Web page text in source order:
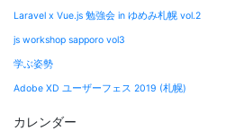
Laravel x Vue.js 勉強会 in ゆめみ札幌 vol.2
js workshop sapporo vol3
学ぶ姿勢
Adobe XD ユーザーフェス 2019 (札幌)
カレンダー